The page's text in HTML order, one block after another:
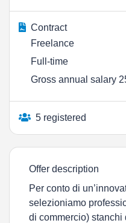
Contract
Freelance
Full-time
Gross annual salary
5 registered
Offer description
Per conto di un’
selezioniamo
di commercio) stanchi